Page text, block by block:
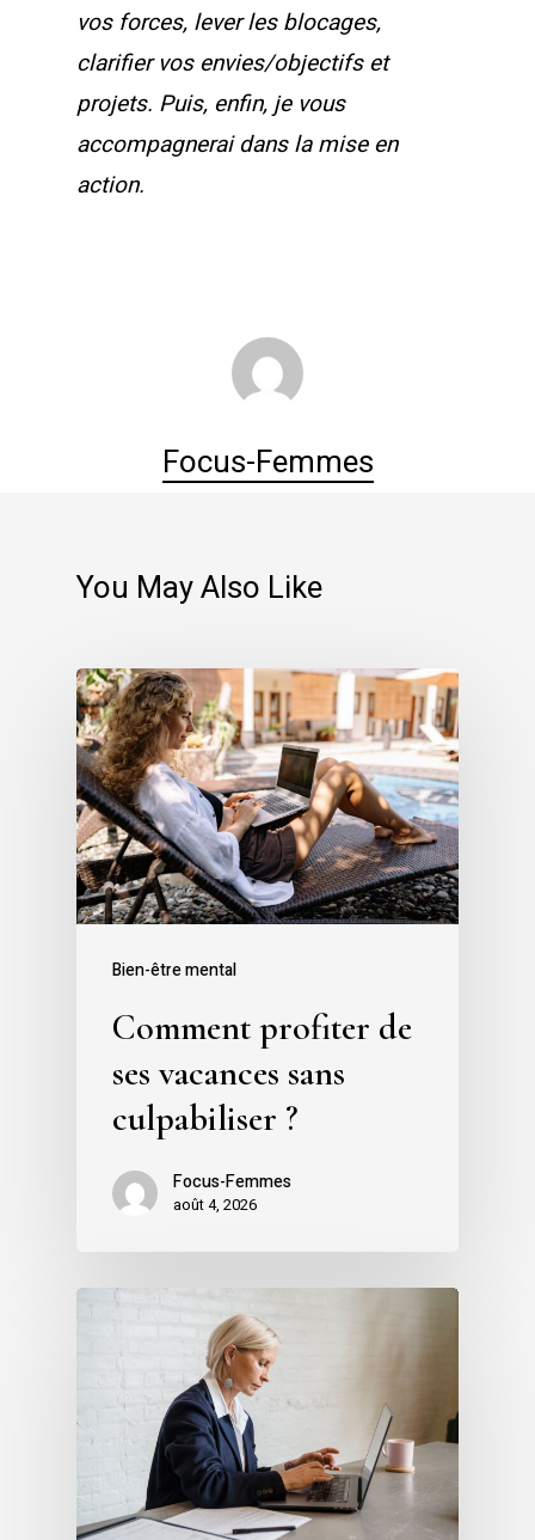
vos forces, lever les blocages,
clarifier vos envies/objectifs et
projets. Puis, enfin, je vous
accompagnerai dans la mise en
action.
Focus-Femmes
You May Also Like
Bien-être mental
Comment profiter de
ses vacances sans
culpabiliser ?
Focus-Femmes
août 4, 2026